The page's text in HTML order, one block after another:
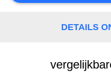
DETAILS